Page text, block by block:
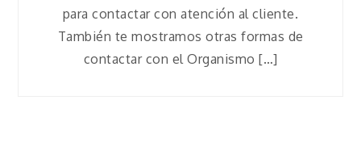
para contactar con atención al cliente.
También te mostramos otras formas de
contactar con el Organismo […]